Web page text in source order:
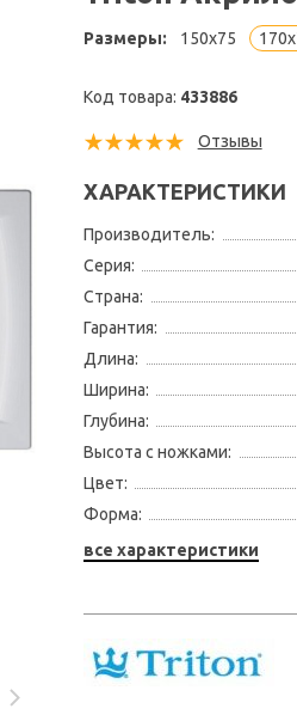
Размеры: 150x75
Код товара: 433886
Отзывы
ХАРАКТЕРИСТИКИ
Производитель:
Серия:
Страна:
Гарантия:
Длина:
Ширина:
Глубина:
Высота с ножками:
Цвет:
Форма:
все характеристики